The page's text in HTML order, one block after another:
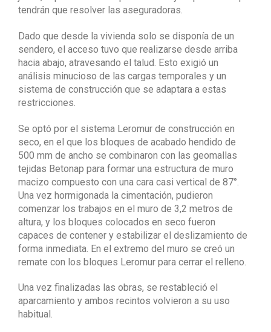
tendrán que resolver las aseguradoras.
Dado que desde la vivienda solo se disponía de un
sendero, el acceso tuvo que realizarse desde arriba
hacia abajo, atravesando el talud. Esto exigió un
análisis minucioso de las cargas temporales y un
sistema de construcción que se adaptara a estas
restricciones.
Se optó por el sistema Leromur de construcción en
seco, en el que los bloques de acabado hendido de
500 mm de ancho se combinaron con las geomallas
tejidas Betonap para formar una estructura de muro
macizo compuesto con una cara casi vertical de 87°.
Una vez hormigonada la cimentación, pudieron
comenzar los trabajos en el muro de 3,2 metros de
altura, y los bloques colocados en seco fueron
capaces de contener y estabilizar el deslizamiento de
forma inmediata. En el extremo del muro se creó un
remate con los bloques Leromur para cerrar el relleno.
Una vez finalizadas las obras, se restableció el
aparcamiento y ambos recintos volvieron a su uso
habitual.